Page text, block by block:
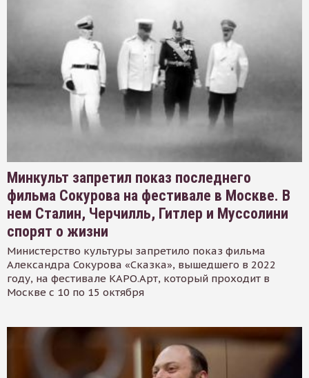
Минкульт запретил показ последнего
фильма Сокурова на фестивале в Москве. В
нем Сталин, Черчилль, Гитлер и Муссолини
спорят о жизни
Министерство культуры запретило показ фильма
Александра Сокурова «Сказка», вышедшего в 2022
году, на фестивале КАРО.Арт, который проходит в
Москве с 10 по 15 октября